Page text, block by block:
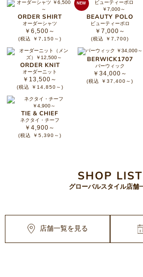
ORDER SHIRT
オーダーシャツ
￥6,500～
(税込 ￥7,150～)
NEW
BEAUTY POLO
ビューティーポロ
￥7,000～
(税込 ￥7,700)
ORDER KNIT
オーダーニット
￥13,500～
(税込 ￥14,850～)
BERWICK1707
バーウィック
￥34,000～
(税込 ￥37,400～)
TIE & CHIEF
ネクタイ・チーフ
￥4,900～
(税込 ￥5,390～)
SHOP LIST
グローバルスタイル店舗
店舗一覧を見る